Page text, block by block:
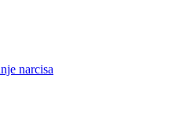
narcisa